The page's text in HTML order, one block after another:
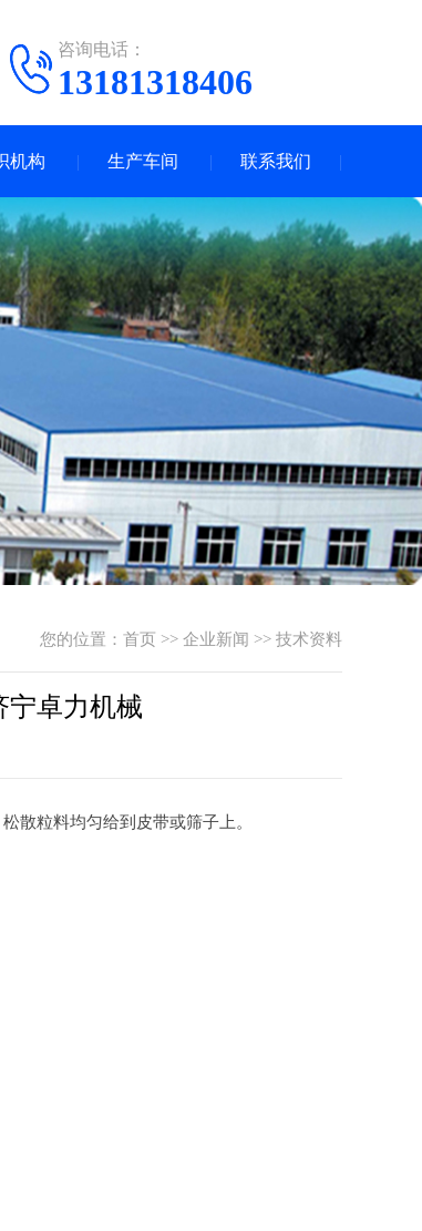
咨询电话：
13181318406
机构 生产车间 联系我们
您的位置： 首页 >> 企业新闻 >> 技术资料
宁卓力机械
散粒料均匀给到皮带或筛子上。